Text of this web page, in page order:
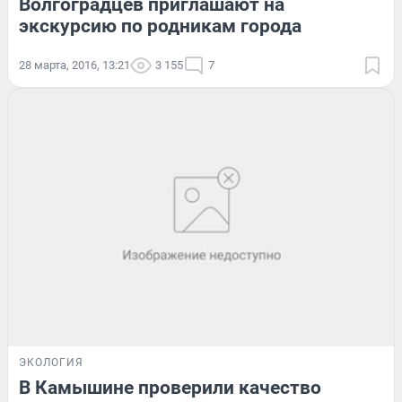
Волгоградцев приглашают на
экскурсию по родникам города
28 марта, 2016, 13:21 3 155 7
ЭКОЛОГИЯ
В Камышине проверили качество